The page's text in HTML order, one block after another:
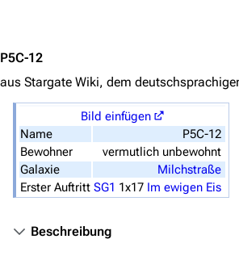
Orte
Objekte
Zeitleiste
Kommerzielles
Mitmachen
P5C-12
aus Stargate Wiki, dem
Bild einfügen
Name
P5C-12
Bewohner
vermutlich unbewohnt
Galaxie
Milchstraße
Erster Auftritt SG1 1x17 Im ewigen Eis
Beschreibung